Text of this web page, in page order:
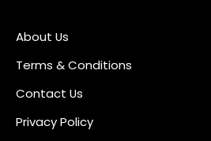
About Us
Terms & Conditions
Contact Us
Privacy Policy